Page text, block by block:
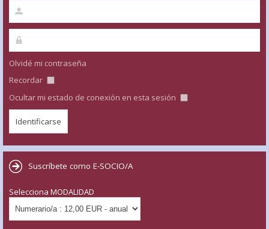
Olvidé mi contraseña
Recordar
Ocultar mi estado de conexión en esta sesión
Suscríbete como E-SOCIO/A
Selecciona MODALIDAD